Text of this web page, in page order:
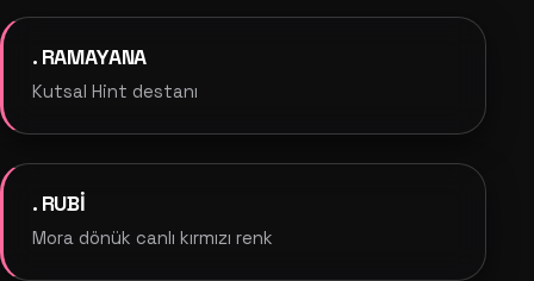
. RAMAYANA
Kutsal Hint destanı
. RUBİ
Mora dönük canlı kırmızı renk